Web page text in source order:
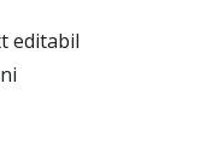
editabil